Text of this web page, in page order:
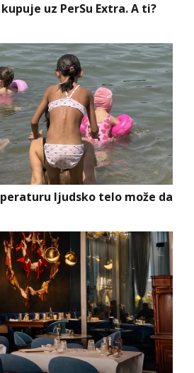
uz PerSu Extra. A ti?
ljudsko telo može da